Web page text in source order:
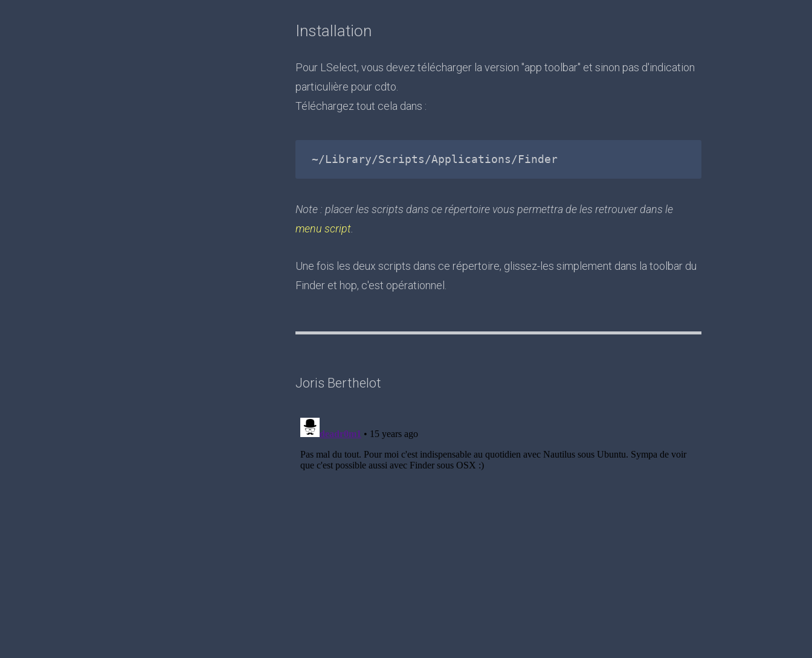
Installation
Pour LSelect, vous devez télécharger la version "app toolbar" et sinon pas d'indication
particulière pour cdto.
Téléchargez tout cela dans :
Note : placer les scripts dans ce répertoire vous permettra de les retrouver dans le
menu script
Une fois les deux scripts dans ce répertoire, glissez-les simplement dans la toolbar du
Finder et hop, c'est opérationnel.
Joris Berthelot